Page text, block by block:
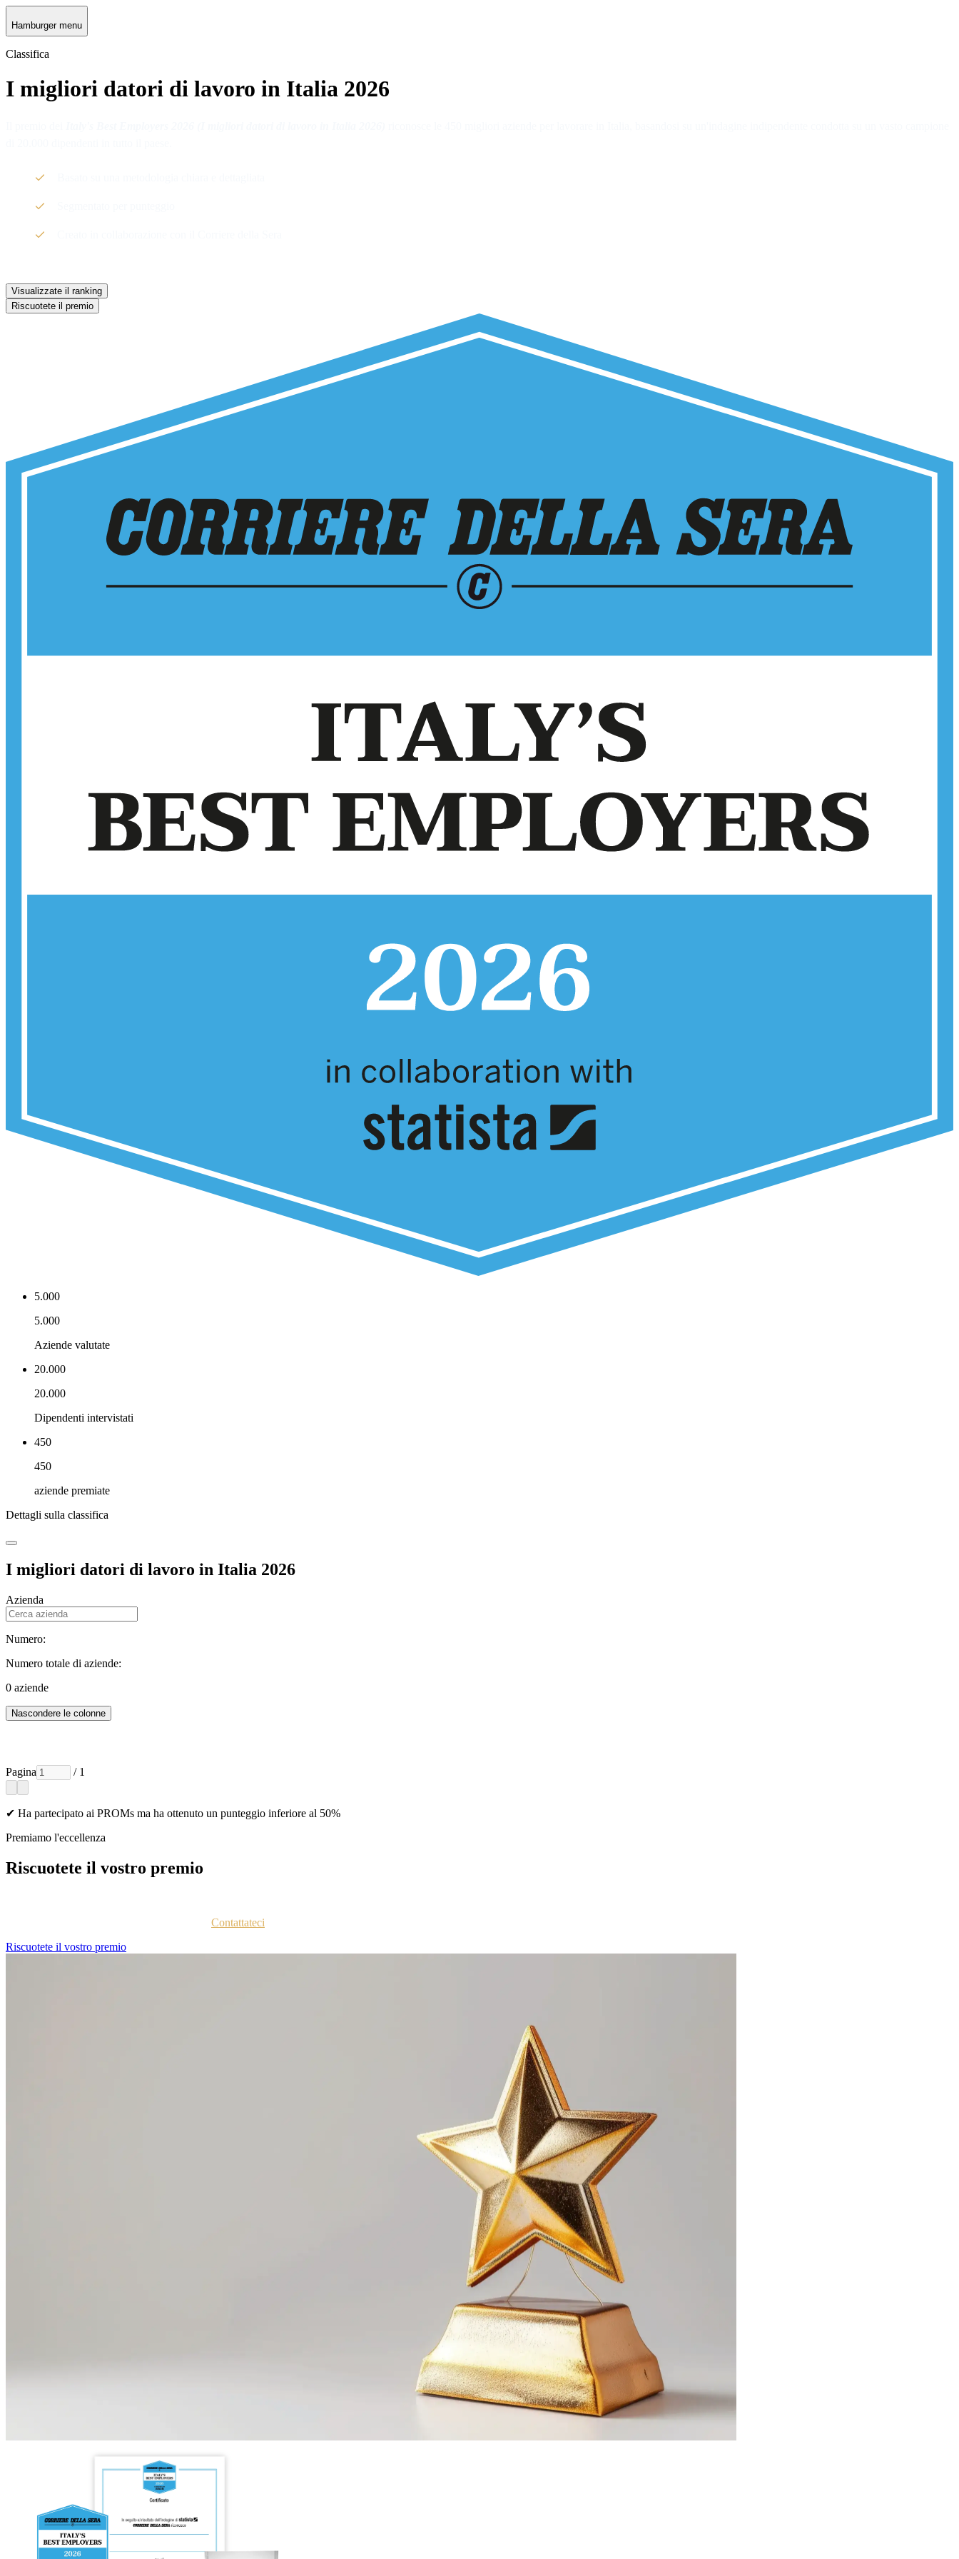
Hamburger menu
Classifica
I migliori datori di lavoro in Italia 2026
Visualizzate il ranking
Riscuotete il premio
5.000
5.000
Aziende valutate
20.000
20.000
Dipendenti intervistati
450
450
aziende premiate
Dettagli sulla classifica
I migliori datori di lavoro in Italia 2026
Azienda
Numero:
Numero totale di aziende:
0 aziende
Nascondere le colonne
Pagina / 1
✔ Ha partecipato ai PROMs ma ha ottenuto un punteggio inferiore al 50%
Premiamo l'eccellenza
Riscuotete il vostro premio
Contattateci
Riscuotete il vostro premio